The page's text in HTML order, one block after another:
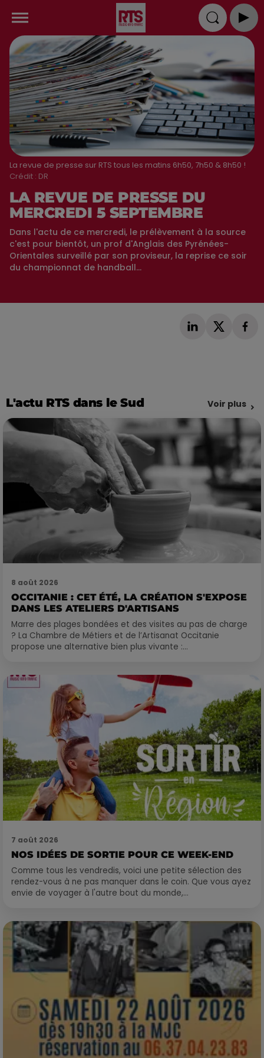
La revue de presse sur RTS tous les matins 6h50, 7h50 & 8h50 !
Crédit : DR
LA REVUE DE PRESSE DU
MERCREDI 5 SEPTEMBRE
Dans l'actu de ce mercredi, le prélèvement à la source
c'est pour bientôt, un prof d'Anglais des Pyrénées-
Orientales surveillé par son proviseur, la reprise ce soir
du championnat de handball...
L'actu RTS dans le Sud Voir plus
8 août 2026
OCCITANIE : CET ÉTÉ, LA CRÉATION S'EXPOSE
DANS LES ATELIERS D'ARTISANS
Marre des plages bondées et des visites au pas de charge
? La Chambre de Métiers et de l’Artisanat Occitanie
propose une alternative bien plus vivante :...
7 août 2026
NOS IDÉES DE SORTIE POUR CE WEEK-END
Comme tous les vendredis, voici une petite sélection des
rendez-vous à ne pas manquer dans le coin. Que vous ayez
envie de voyager à l'autre bout du monde,...